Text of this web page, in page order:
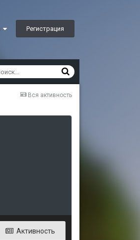
Регистрация
Вся активность
Активность